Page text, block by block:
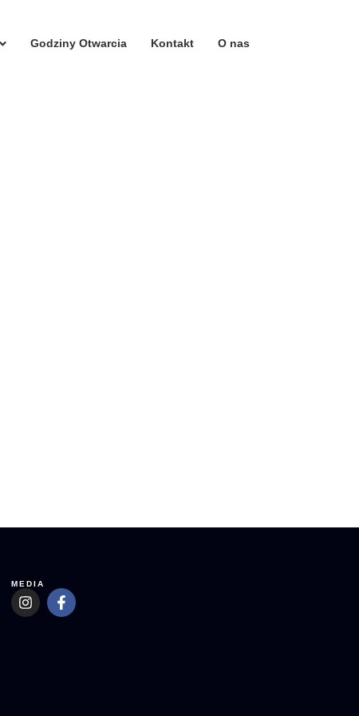
Godziny Otwarcia Kontakt O nas
MEDIA